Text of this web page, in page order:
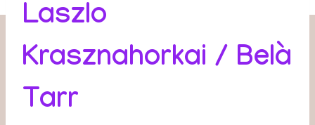
Laszlo
Krasznahorkai / Belà
Tarr